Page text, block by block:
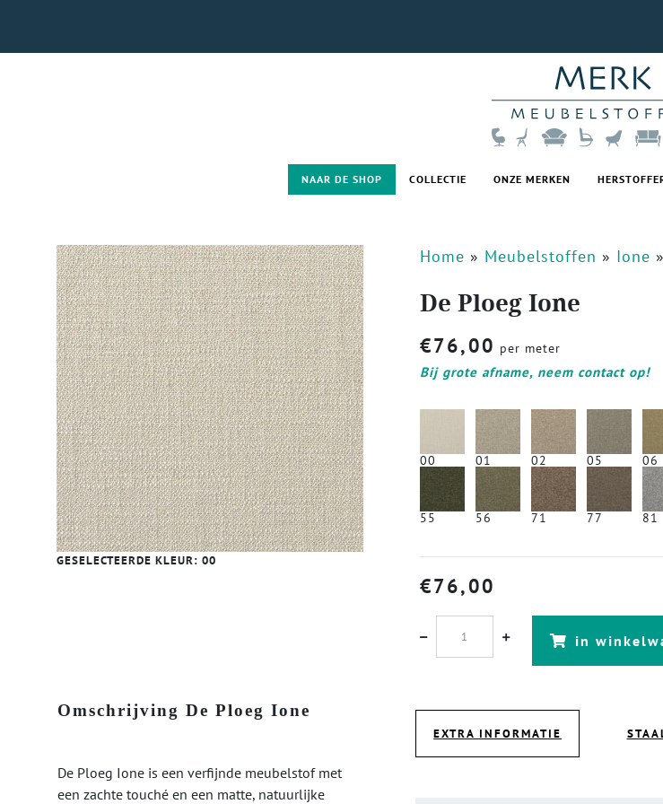
NAAR DE SHOP COLLECTIE ONZE MERKEN
GESELECTEERDE KLEUR: 00
Home » Meubelstoffen » Ione »
De Ploeg Ione
€76,00 per meter
Bij grote afname, neem contact op!
00 01 02 05 06
55 56 71 77 81
€76,00
in
Omschrijving De Ploeg Ione
De Ploeg Ione is een verfijnde meubelstof met
een zachte touché en een matte, natuurlijke
EXTRA INFORMATIE